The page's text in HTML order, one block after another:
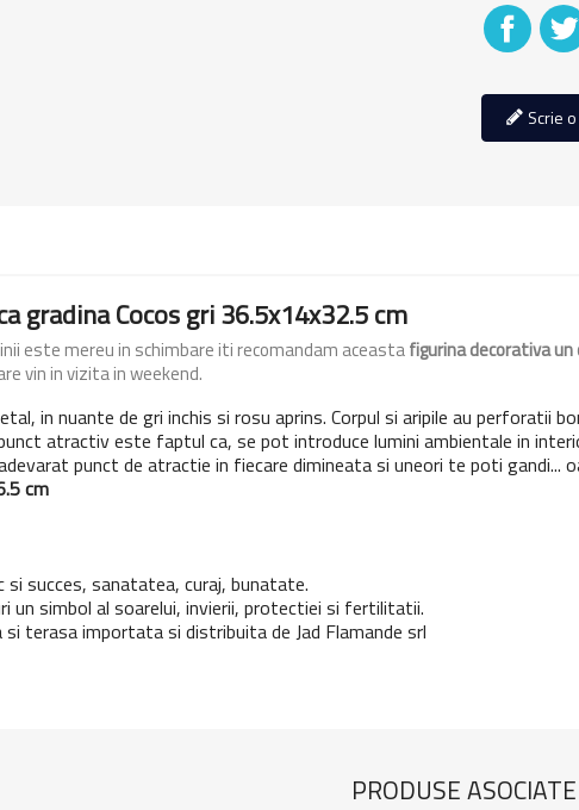
Scrie
gradina Cocos gri 36.5x14x32.5 cm
este mereu in schimbare iti recomandam aceastafigurina decorativa un
vin in vizita in weekend.
in nuante de gri inchis si rosu aprins. Corpul si aripile au perforatii
atractiv este faptul ca, se pot introduce lumini ambientale in
punct de atractie in fiecare dimineata si uneori te poti gandi...
cm
si succes, sanatatea, curaj, bunatate.
un simbol al soarelui, invierii, protectiei si fertilitatii.
terasa importata si distribuita de Jad Flamande srl
PRODUSE ASOCIATE